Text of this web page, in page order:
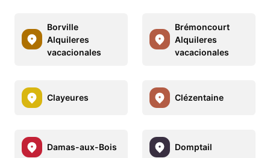
Borville
Alquileres
vacacionales
Brémoncourt
Alquileres
vacacionales
Clayeures Clézentaine
Damas-aux-Bois Domptail